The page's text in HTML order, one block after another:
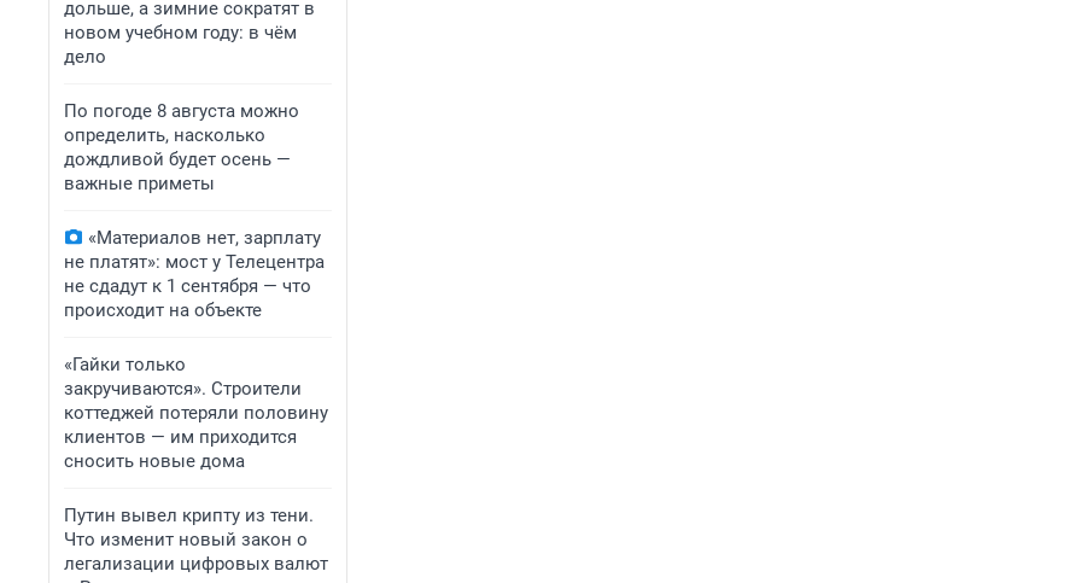
дольше, а зимние сократят в
новом учебном году: в чём
дело
По погоде 8 августа можно
определить, насколько
дождливой будет осень —
важные приметы
«Материалов нет, зарплату
не платят»: мост у Телецентра
не сдадут к 1 сентября — что
происходит на объекте
«Гайки только
закручиваются». Строители
коттеджей потеряли половину
клиентов — им приходится
сносить новые дома
Путин вывел крипту из тени.
Что изменит новый закон о
легализации цифровых валют